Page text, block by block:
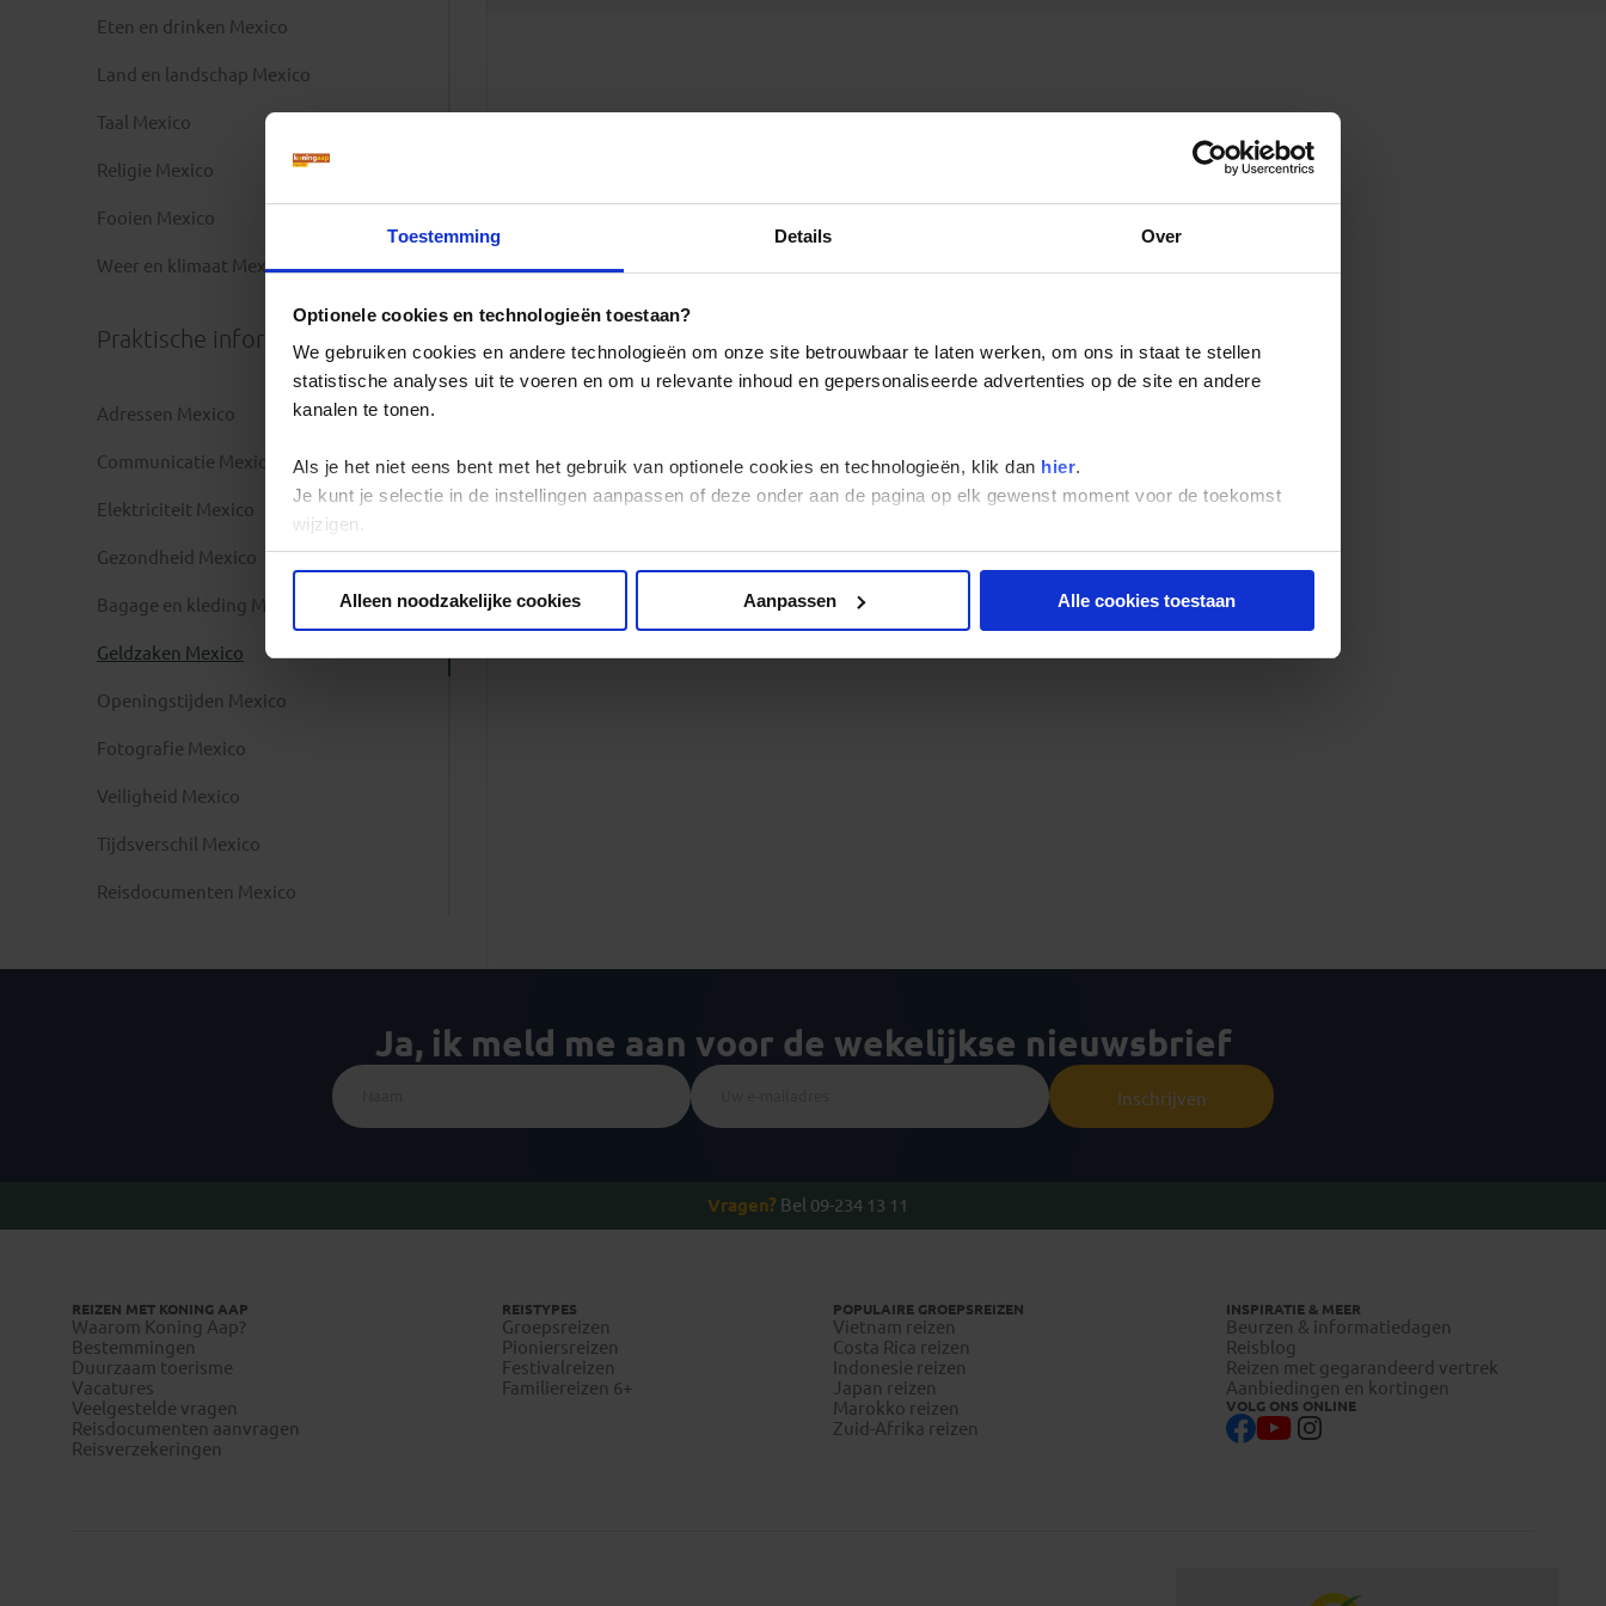
Toestemming Details Over
Optionele cookies en technologieën toestaan?
We gebruiken cookies en andere technologieën om onze site betrouwbaar te laten werken, om ons in staat te stellen
statistische analyses uit te voeren en om u relevante inhoud en gepersonaliseerde advertenties op de site en andere
kanalen te tonen.
Als je het niet eens bent met het gebruik van optionele cookies en technologieën, klik dan hier.
Je kunt je selectie in de instellingen aanpassen of deze onder aan de pagina op elk gewenst moment voor de toekomst
wijzigen.
Alleen noodzakelijke cookies
Aanpassen Alle cookies toestaan
Eten en drinken Mexico
Land en landschap Mexico
Taal Mexico
Religie Mexico
Fooien Mexico
Weer en klimaat Mexico
Praktische informatie
Adressen Mexico
Communicatie Mexico
Elektriciteit Mexico
Gezondheid Mexico
Bagage en kleding Mexico
Geldzaken Mexico
Openingstijden Mexico
Fotografie Mexico
Veiligheid Mexico
Tijdsverschil Mexico
Reisdocumenten Mexico
Ja, ik meld me aan voor de wekelijkse nieuwsbrief
Inschrijven
Vragen? Bel 09-234 13 11
REIZEN MET KONING AAP
Waarom Koning Aap?
Bestemmingen
Duurzaam toerisme
Vacatures
Veelgestelde vragen
Reisdocumenten aanvragen
Reisverzekeringen
REISTYPES
Groepsreizen
Pioniersreizen
Festivalreizen
Familiereizen 6+
POPULAIRE GROEPSREIZEN
Vietnam reizen
Costa Rica reizen
Indonesie reizen
Japan reizen
Marokko reizen
Zuid-Afrika reizen
INSPIRATIE & MEER
Beurzen & informatiedagen
Reisblog
Reizen met gegarandeerd vertrek
Aanbiedingen en kortingen
VOLG ONS ONLINE